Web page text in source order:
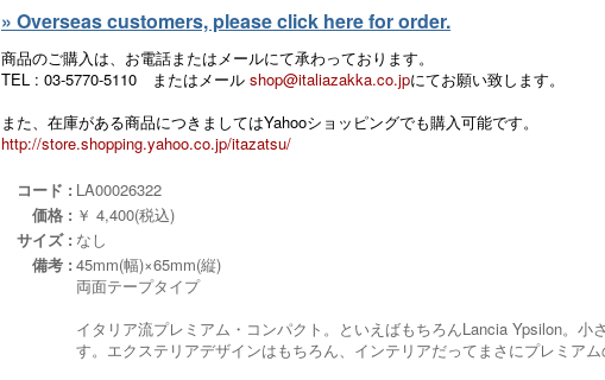
» Overseas customers, please click here for order.
商品のご購入は、お電話またはメールにて承わっております。
TEL : 03-5770-5110 またはメール shop@italiazakka.co.jpにてお願い致します。
また、在庫がある商品につきましてはYahooショッピングでも購入可能です。
http://store.shopping.yahoo.co.jp/itazatsu/
コード : LA00026322
価格 : ￥ 4,400(税込)
サイズ : なし
備考 : 45mm(幅)×65mm(縦)
両面テープタイプ
イタリア流プレミアム・コンパクト。といえばもちろんLancia Ypsilon。
す。エクステリアデザインはもちろん、インテリアだってまさにプレミアム